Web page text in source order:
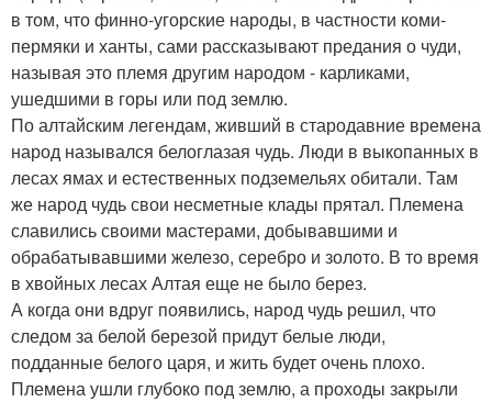
в том, что финно-угорские народы, в частности коми-
пермяки и ханты, сами рассказывают предания о чуди,
называя это племя другим народом - карликами,
ушедшими в горы или под землю.
По алтайским легендам, живший в стародавние времена
народ назывался белоглазая чудь. Люди в выкопанных в
лесах ямах и естественных подземельях обитали. Там
же народ чудь свои несметные клады прятал. Племена
славились своими мастерами, добывавшими и
обрабатывавшими железо, серебро и золото. В то время
в хвойных лесах Алтая еще не было берез.
А когда они вдруг появились, народ чудь решил, что
следом за белой березой придут белые люди,
подданные белого царя, и жить будет очень плохо.
Племена ушли глубоко под землю, а проходы закрыли